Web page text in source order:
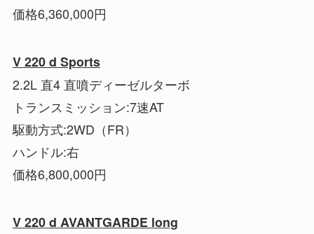
価格6,360,000円
V 220 d Sports
2.2L 直4 直噴ディーゼルターボ
トランスミッション:7速AT
駆動方式:2WD（FR）
ハンドル:右
価格6,800,000円
V 220 d AVANTGARDE long